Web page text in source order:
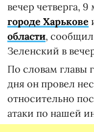
вечер четверга,
городе Харькове
области,
Зеленский в
По словам главы
дня он провел
относительно
атаки по нашей